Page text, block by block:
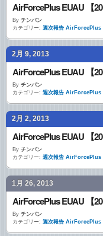
AirForcePlus EUAU 【
By チンパン
カテゴリー: 週次報告 AirForcePlus
2月 9, 2013
AirForcePlus EUAU 【
By チンパン
カテゴリー: 週次報告 AirForcePlus
2月 2, 2013
AirForcePlus EUAU 【
By チンパン
カテゴリー: 週次報告 AirForcePlus
1月 26, 2013
AirForcePlus EUAU 【
By チンパン
カテゴリー: 週次報告 AirForcePlus